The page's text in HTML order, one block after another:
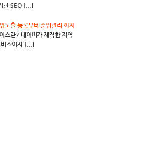
한 SEO [...]
노출 등록부터 순위관리 까지
스란? 네이버가 제작한 지역
비스이자 [...]